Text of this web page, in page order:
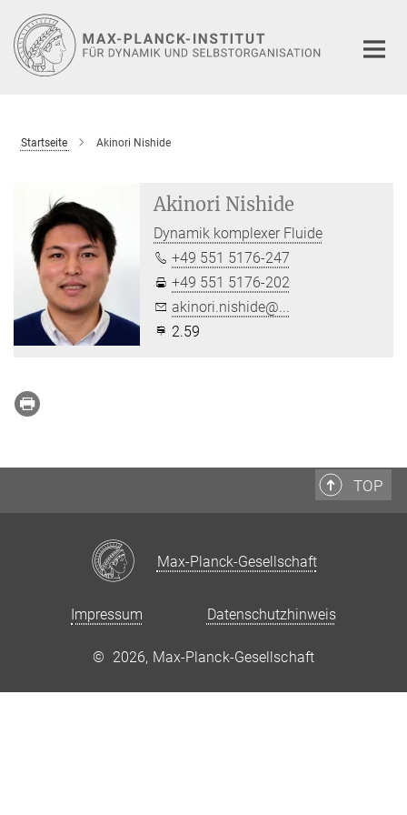
Hauptinhalt
Startseite Akinori Nishide
Akinori Nishide
Dynamik komplexer Fluide
+49 551 5176-247
+49 551 5176-202
akinori.nishide@...
2.59
TOP
Max-Planck-Gesellschaft
Impressum Datenschutzhinweis
© 2026, Max-Planck-Gesellschaft